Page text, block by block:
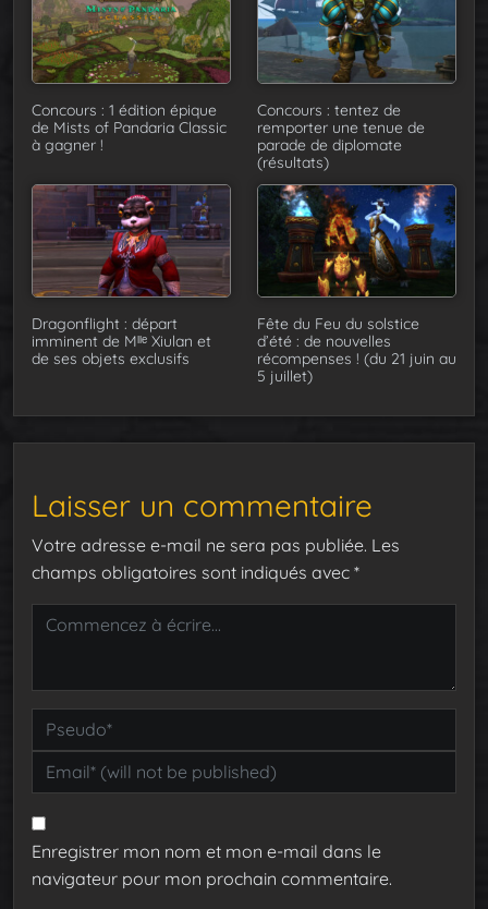
Concours : 1 édition épique
de Mists of Pandaria Classic
à gagner !
Concours : tentez de
remporter une tenue de
parade de diplomate
(résultats)
Dragonflight : départ
imminent de Mˡˡᵉ Xiulan et
de ses objets exclusifs
Fête du Feu du solstice
d’été : de nouvelles
récompenses ! (du 21 juin au
5 juillet)
Laisser un commentaire
Votre adresse e-mail ne sera pas publiée. Les
champs obligatoires sont indiqués avec *
Enregistrer mon nom et mon e-mail dans le
navigateur pour mon prochain commentaire.